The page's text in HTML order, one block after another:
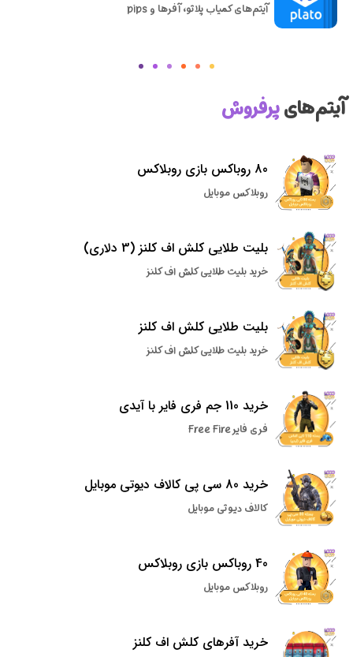
آیتم‌های کمیاب پلاتو، آفرها و pips
آیتم‌هایپرفروش
80 روباکس بازی روبلاکس
روبلاکس موبایل
بلیت طلایی کلش اف کلنز (3 دلاری)
خرید بلیت طلایی کلش اف کلنز
بلیت طلایی کلش اف کلنز
خرید بلیت طلایی کلش اف کلنز
خرید 110 جم فری فایر با آیدی
فری فایر Free Fire
خرید 80 سی پی کالاف دیوتی موبایل
کالاف دیوتی موبایل
40 روباکس بازی روبلاکس
روبلاکس موبایل
خرید آفرهای کلش اف کلنز